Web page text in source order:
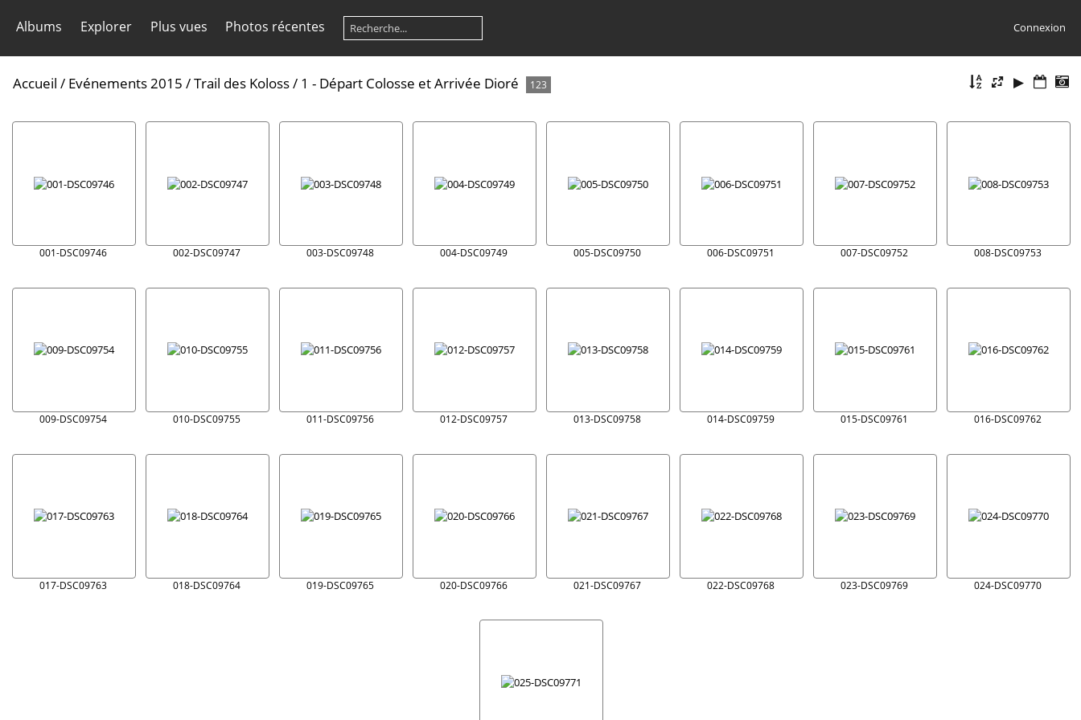
Albums Explorer Plus vues Photos récentes Connexion
Accueil / Evénements 2015 /Trail des Koloss/ 1 - Départ Colosse et Arrivée Dioré 123
001-DSC09746 002-DSC09747 003-DSC09748 004-DSC09749 005-DSC09750 006-DSC09751 007-DSC09752 008-DSC09753
009-DSC09754 010-DSC09755 011-DSC09756 012-DSC09757 013-DSC09758 014-DSC09759 015-DSC09761 016-DSC09762
017-DSC09763 018-DSC09764 019-DSC09765 020-DSC09766 021-DSC09767 022-DSC09768 023-DSC09769 024-DSC09770